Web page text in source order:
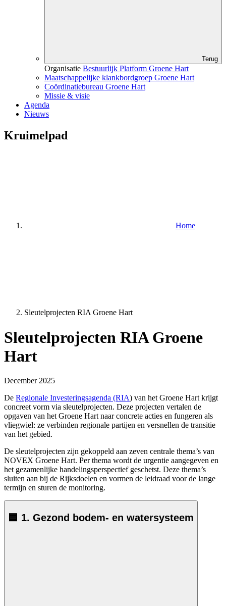
Terug
Organisatie Bestuurlijk Platform Groene Hart
Maatschappelijke klankbordgroep Groene Hart
Coördinatiebureau Groene Hart
Missie & visie
Agenda
Nieuws
Kruimelpad
Home
Sleutelprojecten RIA Groene Hart
Sleutelprojecten RIA Groene
Hart
December 2025
De Regionale Investeringsagenda (RIA) van het Groene Hart krijgt
concreet vorm via sleutelprojecten. Deze projecten vertalen de
opgaven van het Groene Hart naar concrete acties en fungeren als
vliegwiel: ze verbinden regionale partijen en versnellen de transitie
van het gebied.
De sleutelprojecten zijn gekoppeld aan zeven centrale thema’s van
NOVEX Groene Hart. Per thema wordt de urgentie aangegeven en
het gezamenlijke handelingsperspectief geschetst. Deze thema’s
sluiten aan bij de Rijksdoelen en vormen de leidraad voor de lange
termijn en sturen de monitoring.
🟦 1. Gezond bodem- en watersysteem